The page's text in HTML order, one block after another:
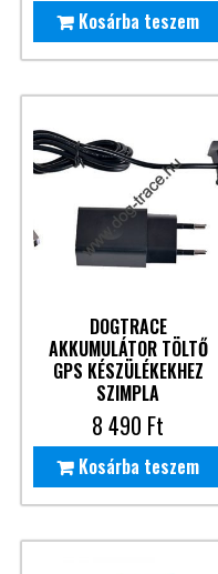
Kosárba teszem
DOGTRACE
AKKUMULÁTOR TÖLTŐ
GPS KÉSZÜLÉKEKHEZ
SZIMPLA
8 490 Ft
Kosárba teszem